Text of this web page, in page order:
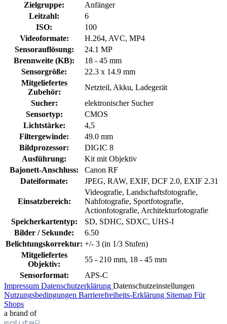
Zielgruppe:
Anfänger
Leitzahl:
6
ISO:
100
Videoformate:
H.264, AVC, MP4
Sensorauflösung:
24.1 MP
Brennweite (KB):
18 - 45 mm
Sensorgröße:
22.3 x 14.9 mm
Mitgeliefertes
Zubehör:
Netzteil, Akku, Ladegerät
Sucher:
elektronischer Sucher
Sensortyp:
CMOS
Lichtstärke:
4,5
Filtergewinde:
49.0 mm
Bildprozessor:
DIGIC 8
Ausführung:
Kit mit Objektiv
Bajonett-Anschluss:
Canon RF
Dateiformate:
JPEG, RAW, EXIF, DCF 2.0, EXIF 2.31
Einsatzbereich:
Videografie, Landschaftsfotografie,
Nahfotografie, Sportfotografie,
Actionfotografie, Architekturfotografie
Speicherkartentyp:
SD, SDHC, SDXC, UHS-I
Bilder / Sekunde:
6.50
Belichtungskorrektur: +/- 3 (in 1/3 Stufen)
Mitgeliefertes
Objektiv:
55 - 210 mm, 18 - 45 mm
Sensorformat:
APS-C
Impressum Datenschutzerklärung Datenschutzeinstellungen
Nutzungsbedingungen Barrierefreiheits-Erklärung Sitemap Für
Shops
a brand of